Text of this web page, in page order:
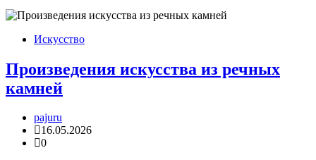
Искусство
Произведения искусства из речных
камней
pajuru
16.05.2026
0